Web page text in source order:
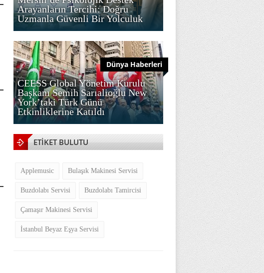
Arayanların Tercihi: Doğru
Uzmanla Güvenli Bir Yolculuk
Dünya Haberleri
CEESS Global Yönetim Kurulu
Başkanı Semih Sarıalioğlu New
York’taki Türk Günü
Etkinliklerine Katıldı
ETİKET BULUTU
Applemusic Bulaşık Makinesi Servisi
Buzdolabı Servisi Buzdolabı Tamircisi
Çamaşır Makinesi Servisi
İstanbul Beyaz Eşya Servisi